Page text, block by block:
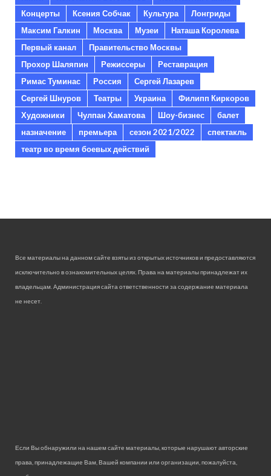
Концерты
Ксения Собчак Культура
Лонгриды
Максим Галкин
Москва Музеи
Наташа Королева
Первый канал
Правительство Москвы
Прохор Шаляпин
Режиссеры
Реставрация
Римас Туминас
Россия
Сергей Лазарев
Сергей Шнуров
Театры Украина
Филипп Киркоров
Художники
Чулпан Хаматова Шоу-бизнес
балет
назначение
премьера сезон 2021/2022
спектакль
театр во время боевых действий
Все материалы на данном сайте взяты из открытых источников и предоставляются
исключительно в ознакомительных целях. Права на материалы принадлежат их
владельцам. Администрация сайта ответственности за содержание материала
не несет.
Если Вы обнаружили на нашем сайте материалы, которые нарушают авторские
права, принадлежащие Вам, Вашей компании или организации, пожалуйста,